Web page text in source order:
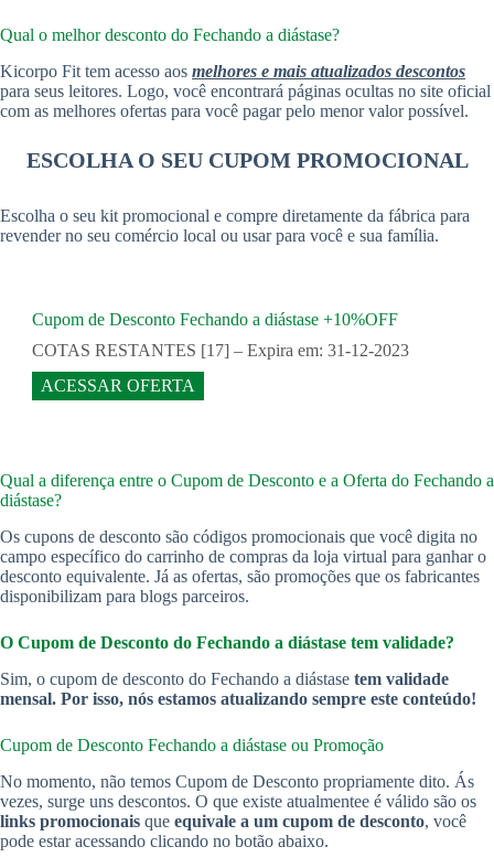
Qual o melhor desconto do Fechando a diástase?
Kicorpo Fit tem acesso aos melhores e mais atualizados descontos
para seus leitores. Logo, você encontrará páginas ocultas no site oficial
com as melhores ofertas para você pagar pelo menor valor possível.
ESCOLHA O SEU CUPOM PROMOCIONAL
Escolha o seu kit promocional e compre diretamente da fábrica para
revender no seu comércio local ou usar para você e sua família.
Cupom de Desconto Fechando a diástase +10%OFF
COTAS RESTANTES [17] – Expira em: 31-12-2023
ACESSAR OFERTA
Qual a diferença entre o Cupom de Desconto e a Oferta do Fechando a
diástase?
Os cupons de desconto são códigos promocionais que você digita no
campo específico do carrinho de compras da loja virtual para ganhar o
desconto equivalente. Já as ofertas, são promoções que os fabricantes
disponibilizam para blogs parceiros.
O Cupom de Desconto do Fechando a diástase tem validade?
Sim, o cupom de desconto do Fechando a diástase tem validade
mensal. Por isso, nós estamos atualizando sempre este conteúdo!
Cupom de Desconto Fechando a diástase ou Promoção
No momento, não temos Cupom de Desconto propriamente dito. Ás
vezes, surge uns descontos. O que existe atualmentee é válido são os
links promocionais que equivale a um cupom de desconto, você
pode estar acessando clicando no botão abaixo.